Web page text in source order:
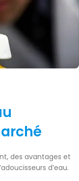
des avantages et
d’eau.